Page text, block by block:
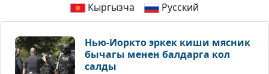
Кыргызча Русский
Нью-Иоркто эркек киши мясник
бычагы менен балдарга кол
салды